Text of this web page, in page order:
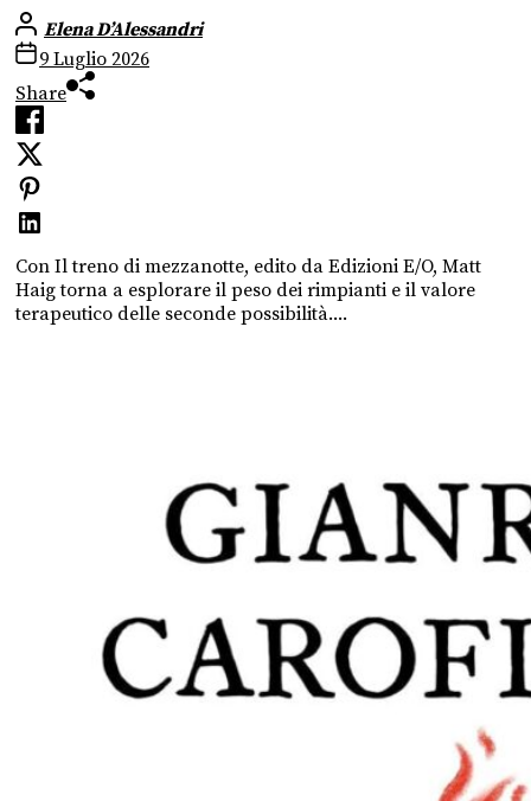
Elena D’Alessandri
9 Luglio 2026
Share
Con Il treno di mezzanotte, edito da Edizioni E/O, Matt
Haig torna a esplorare il peso dei rimpianti e il valore
terapeutico delle seconde possibilità....